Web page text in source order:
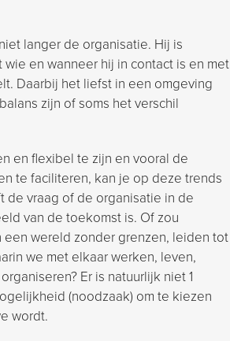
langer de organisatie. Hij is
en wanneer hij in contact is en met
Daarbij het liefst in een omgeving
zijn of soms het verschil
en flexibel te zijn en vooral de
te faciliteren, kan je op deze trends
de vraag of de organisatie in de
van de toekomst is. Of zou
wereld zonder grenzen, leiden tot
we met elkaar werken, leven,
Er is natuurlijk niet 1
(noodzaak) om te kiezen
wordt.